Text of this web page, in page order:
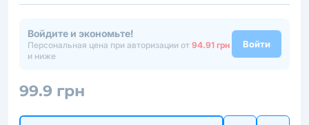
Войдите и экономьте!
Персональная цена при авторизации от 94.91 грн
и ниже
Войти
99.9 грн